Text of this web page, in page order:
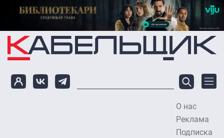
Перейти к основному содержанию
О нас
Реклама
Подписка